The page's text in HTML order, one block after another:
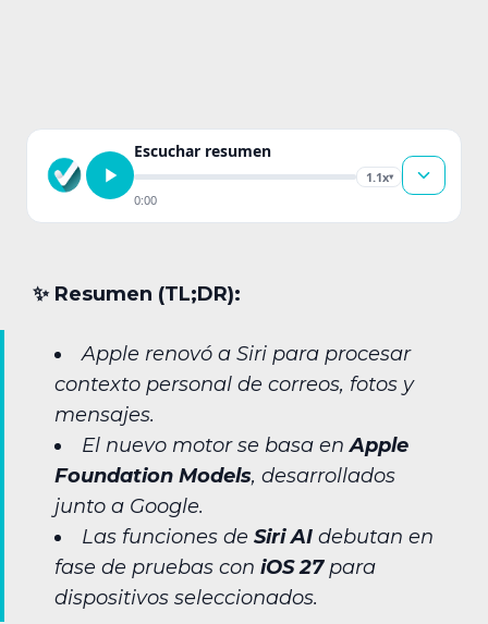
Escuchar resumen
1.1x▾
0:00
✨︎ Resumen (TL;DR):
Apple renovó a Siri para procesar
contexto personal de correos, fotos y
mensajes.
El nuevo motor se basa enApple
Foundation Models, desarrollados
junto a Google.
Las funciones de Siri AI debutan en
fase de pruebas con iOS 27para
dispositivos seleccionados.